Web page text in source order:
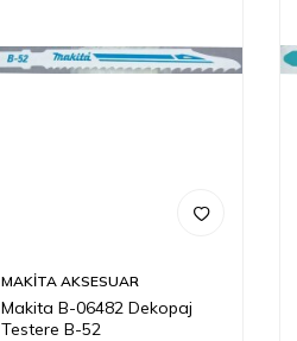
MAKİTA AKSESUAR
Makita B-06482 Dekopaj
Testere B-52